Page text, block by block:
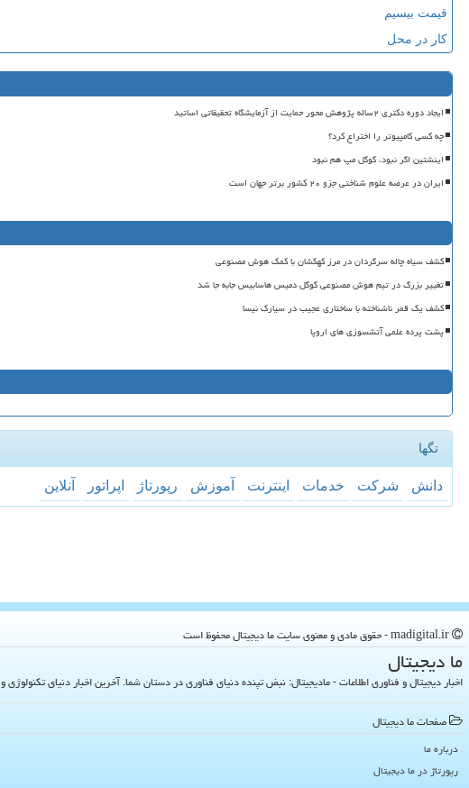
قیمت بیسیم
کار در محل
ایجاد دوره دکتری ۲ساله پژوهش محور حمایت از آزمایشگاه تحقیقاتی اساتید
چه کسی کامپیوتر را اختراع کرد؟
اینشتین اگر نبود، گوگل مپ هم نبود
ایران در عرصه علوم شناختی جزو ۲۰ کشور برتر جهان است
کشف سیاه چاله سرگردان در مرز کهکشان با کمک هوش مصنوعی
تغییر بزرگ در تیم هوش مصنوعی گوگل دمیس هاسابیس جابه جا شد
کشف یک قمر ناشناخته با ساختاری عجیب در سیارک نیسا
پشت پرده علمی آتشسوزی های اروپا
تگها
دانش شركت خدمات اینترنت آموزش رپورتاژ اپراتور آنلاین
ما دیجیتال
اخبار دیجیتال و فناوری اطلاعات - مادیجیتال: نبض تپنده دنیای فناوری در دستان شما. آخرین اخبار دنیای تکنولوژی و IT را دنبال کنید
صفحات ما دیجیتال
درباره ما
رپورتاژ در ما دیجیتال